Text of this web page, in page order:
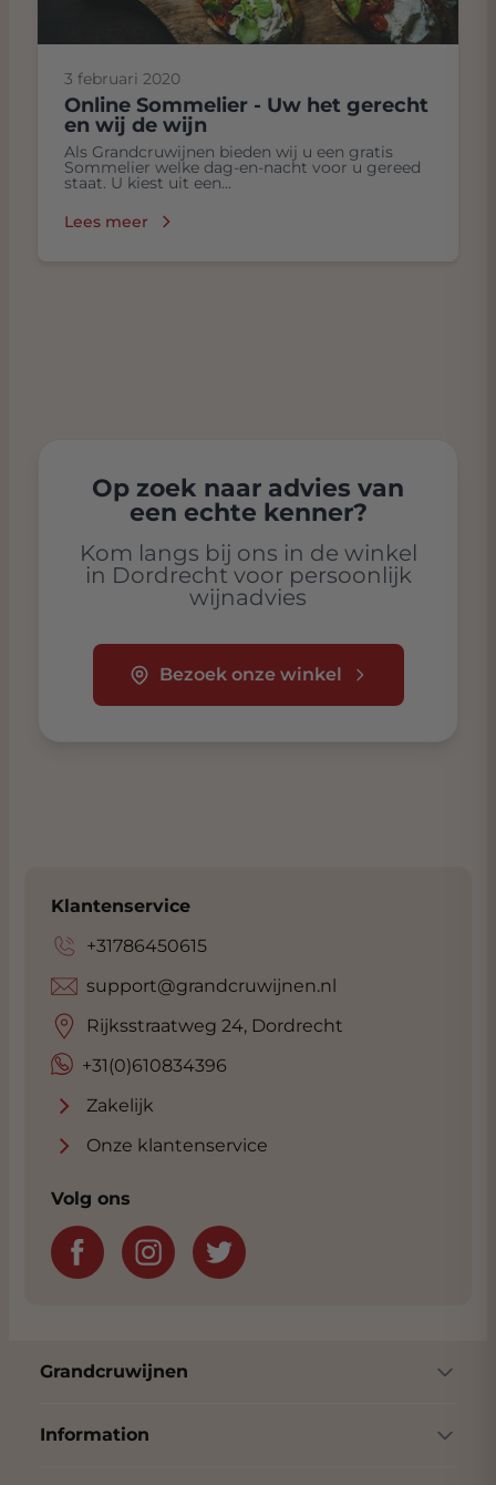
3 februari 2020
Online Sommelier - Uw het gerecht
en wij de wijn
Als Grandcruwijnen bieden wij u een gratis
Sommelier welke dag-en-nacht voor u gereed
staat. U kiest uit een...
Lees meer
Op zoek naar advies van
een echte kenner?
Kom langs bij ons in de winkel
in Dordrecht voor persoonlijk
wijnadvies
Bezoek onze winkel
Klantenservice
+31786450615
+31(0)610834396
support@grandcruwijnen.nl
Rijksstraatweg 24, Dordrecht
Zakelijk
Onze klantenservice
Volg ons
Grandcruwijnen
Information